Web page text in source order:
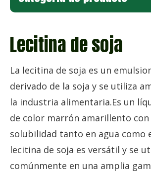
Lecitina de soja
La lecitina de soja es un
derivado de la soja y se utiliza
la industria alimentaria.Es un
de color marrón amarillento con
solubilidad tanto en agua como
lecitina de soja es versátil y se
comúnmente en una amplia